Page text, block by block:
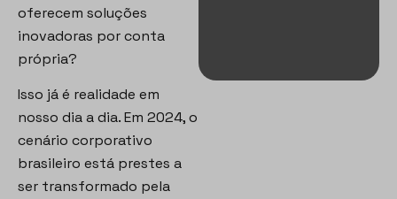
oferecem soluções
inovadoras por conta
própria?
Isso já é realidade em
nosso dia a dia. Em 2024, o
cenário corporativo
brasileiro está prestes a
ser transformado pela